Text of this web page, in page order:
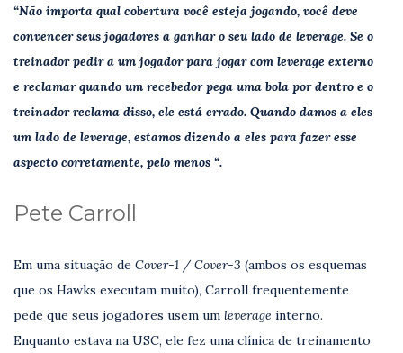
“Não importa qual cobertura você esteja jogando, você deve
convencer seus jogadores a ganhar o seu lado de leverage. Se o
treinador pedir a um jogador para jogar com leverage externo
e reclamar quando um recebedor pega uma bola por dentro e o
treinador reclama disso, ele está errado. Quando damos a eles
um lado de leverage, estamos dizendo a eles para fazer esse
aspecto corretamente, pelo menos “.
Pete Carroll
Em uma situação de Cover-1 / Cover-3 (ambos os esquemas
que os Hawks executam muito), Carroll frequentemente
pede que seus jogadores usem um leverage interno.
Enquanto estava na USC, ele fez uma clínica de treinamento